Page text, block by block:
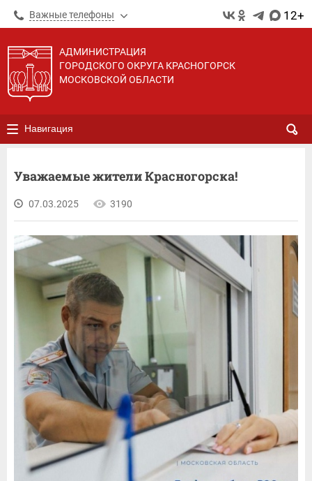
Важные телефоны 12+
АДМИНИСТРАЦИЯ
ГОРОДСКОГО ОКРУГА КРАСНОГОРСК
МОСКОВСКОЙ ОБЛАСТИ
Навигация
Уважаемые жители Красногорска!
07.03.2025 3190